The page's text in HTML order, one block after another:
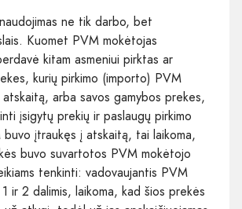
ne tik darbo, bet
Kuomet PVM mokėtojas
kitam asmeniui pirktas ar
kurių pirkimo (importo) PVM
arba savos gamybos prekes,
įsigytų prekių ir paslaugų pirkimo
įtraukęs į atskaitą, tai laikoma,
buvo suvartotos PVM mokėtojo
tenkinti: vadovaujantis PVM
ir 2 dalimis, laikoma, kad šios prekės